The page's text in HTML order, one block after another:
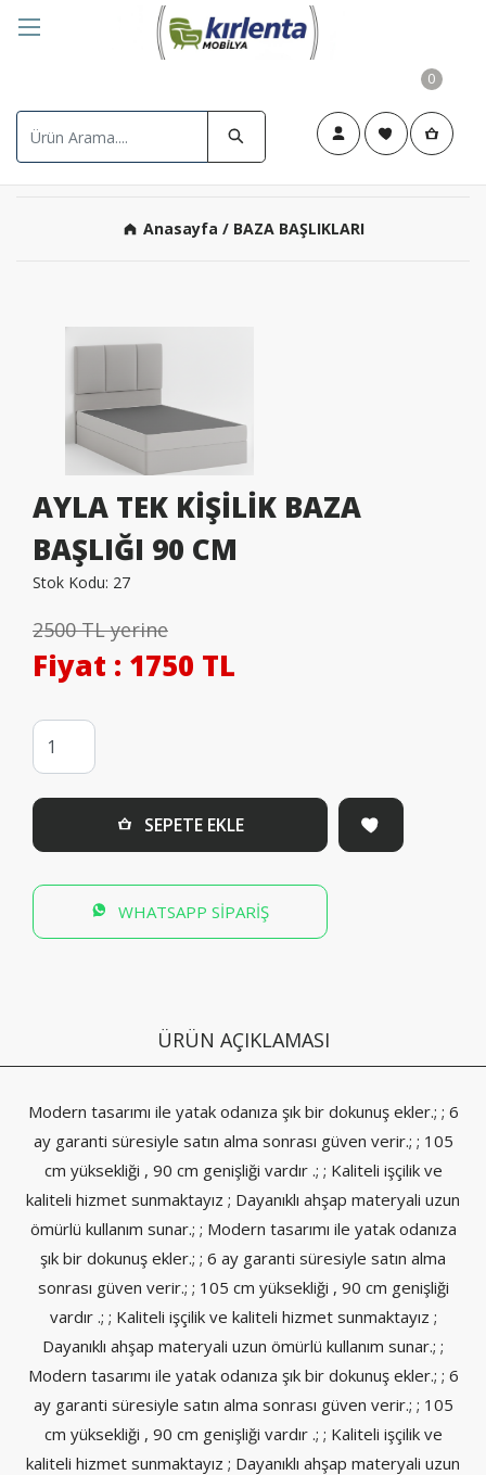
0
Anasayfa / BAZA BAŞLIKLARI
AYLA TEK KİŞİLİK BAZA
BAŞLIĞI 90 CM
Stok Kodu: 27
2500 TL yerine
Fiyat : 1750 TL
SEPETE EKLE
WHATSAPP SİPARİŞ
ÜRÜN AÇIKLAMASI
Modern tasarımı ile yatak odanıza şık bir dokunuş ekler.; ; 6
ay garanti süresiyle satın alma sonrası güven verir.; ; 105
cm yüksekliği , 90 cm genişliği vardır .; ; Kaliteli işçilik ve
kaliteli hizmet sunmaktayız ; Dayanıklı ahşap materyali uzun
ömürlü kullanım sunar.; ; Modern tasarımı ile yatak odanıza
şık bir dokunuş ekler.; ; 6 ay garanti süresiyle satın alma
sonrası güven verir.; ; 105 cm yüksekliği , 90 cm genişliği
vardır .; ; Kaliteli işçilik ve kaliteli hizmet sunmaktayız ;
Dayanıklı ahşap materyali uzun ömürlü kullanım sunar.; ;
Modern tasarımı ile yatak odanıza şık bir dokunuş ekler.; ; 6
ay garanti süresiyle satın alma sonrası güven verir.; ; 105
cm yüksekliği , 90 cm genişliği vardır .; ; Kaliteli işçilik ve
kaliteli hizmet sunmaktayız ; Dayanıklı ahşap materyali uzun